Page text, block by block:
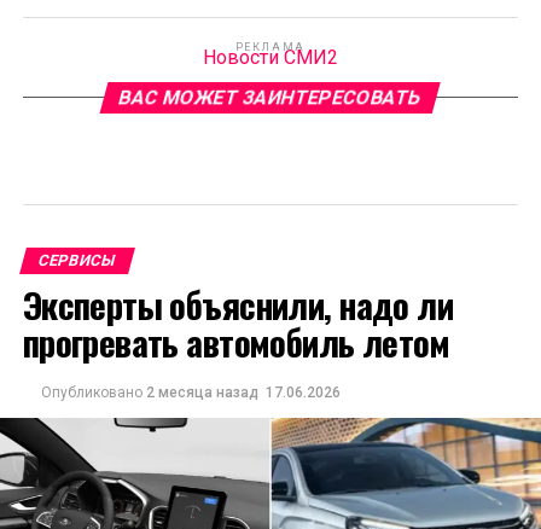
РЕКЛАМА
Новости СМИ2
ВАС МОЖЕТ ЗАИНТЕРЕСОВАТЬ
СЕРВИСЫ
Эксперты объяснили, надо ли
прогревать автомобиль летом
Опубликовано 2 месяца назад 17.06.2026